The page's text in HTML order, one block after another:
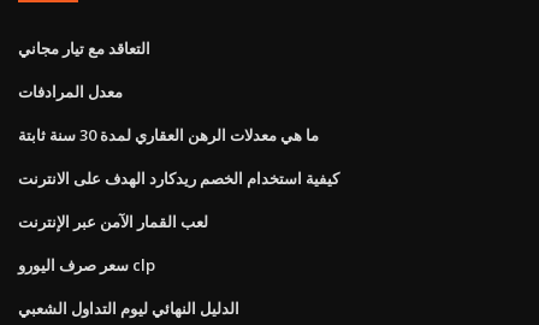
التعاقد مع تيار مجاني
معدل المرادفات
ما هي معدلات الرهن العقاري لمدة 30 سنة ثابتة
كيفية استخدام الخصم ريدكارد الهدف على الانترنت
لعب القمار الآمن عبر الإنترنت
سعر صرف اليورو clp
الدليل النهائي ليوم التداول الشعبي